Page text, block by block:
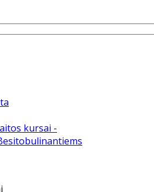
kursai -